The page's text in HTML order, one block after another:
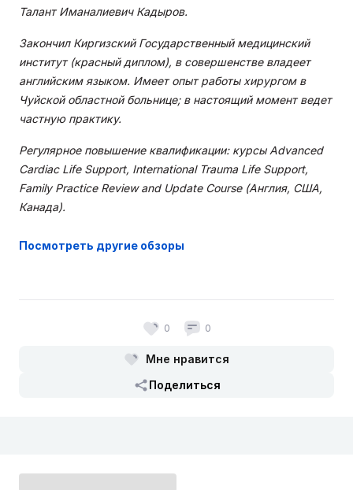
Талант Иманалиевич Кадыров.
Закончил Киргизский Государственный медицинский
институт (красный диплом), в совершенстве владеет
английским языком. Имеет опыт работы хирургом в
Чуйской областной больнице; в настоящий момент ведет
частную практику.
Регулярное повышение квалификации: курсы Advanced
Cardiac Life Support, International Trauma Life Support,
Family Practice Review and Update Course (Англия, США,
Канада).
Посмотреть другие обзоры
0 0
Мне нравится
Поделиться